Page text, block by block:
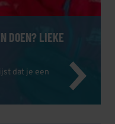
DOEN? LIEKE
dat je een